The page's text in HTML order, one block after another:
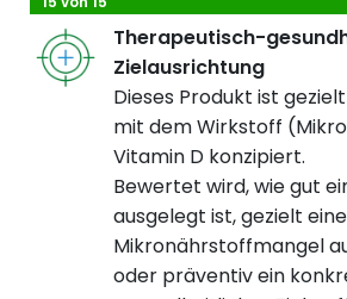
Therapeutisch-
Zielausrichtung
Dieses Produkt ist
mit dem Wirkstoff
Vitamin D konzipiert.
Bewertet wird, wie gut
ausgelegt ist, gezielt
Mikronährstoffmangel
oder präventiv ein